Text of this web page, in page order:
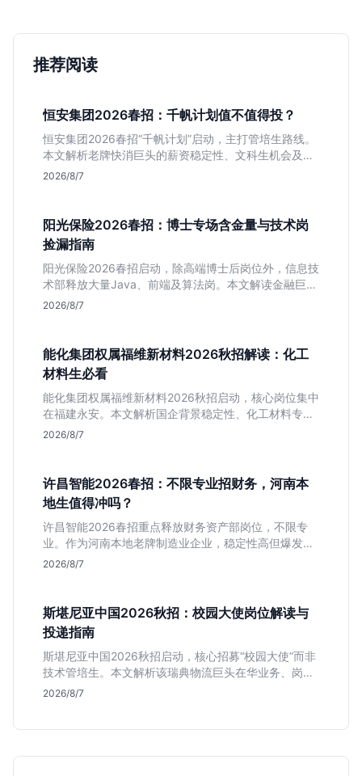
推荐阅读
恒安集团2026春招：千帆计划值不值得投？
恒安集团2026春招“千帆计划”启动，主打管培生路线。
本文解析老牌快消巨头的薪资稳定性、文科生机会及决
策链条长的局限，帮你判断是否值得投递。
2026/8/7
阳光保险2026春招：博士专场含金量与技术岗
捡漏指南
阳光保险2026春招启动，除高端博士后岗位外，信息技
术部释放大量Java、前端及算法岗。本文解读金融巨头
校招门槛，分析技术岗需求与投递价值，助你快速判断
2026/8/7
能化集团权属福维新材料2026秋招解读：化工
材料生必看
能化集团权属福维新材料2026秋招启动，核心岗位集中
在福建永安。本文解析国企背景稳定性、化工材料专业
匹配度及工作地点限制，助理工科生判断是否值得投
2026/8/7
许昌智能2026春招：不限专业招财务，河南本
地生值得冲吗？
许昌智能2026春招重点释放财务资产部岗位，不限专
业。作为河南本地老牌制造业企业，稳定性高但爆发涨
薪机会少。适合想在本地积累工业场景经验的应届生。
2026/8/7
斯堪尼亚中国2026秋招：校园大使岗位解读与
投递指南
斯堪尼亚中国2026秋招启动，核心招募“校园大使”而非
技术管培生。本文解析该瑞典物流巨头在华业务、岗位
真实职责及不限专业背后的竞争逻辑，助你判断是否值
2026/8/7